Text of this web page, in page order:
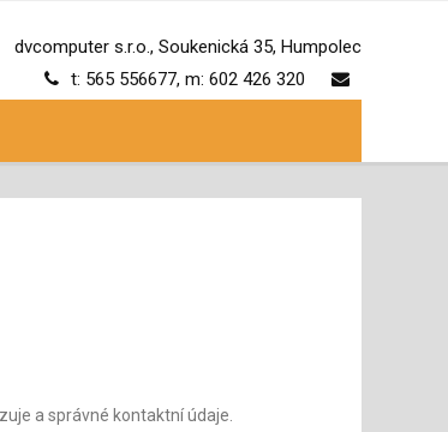
dvcomputer s.r.o., Soukenická 35, Humpolec
t: 565 556677, m: 602 426 320
a správné kontaktní údaje.